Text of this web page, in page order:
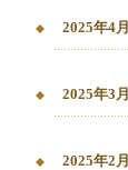
2025年4月
2025年3月
2025年2月